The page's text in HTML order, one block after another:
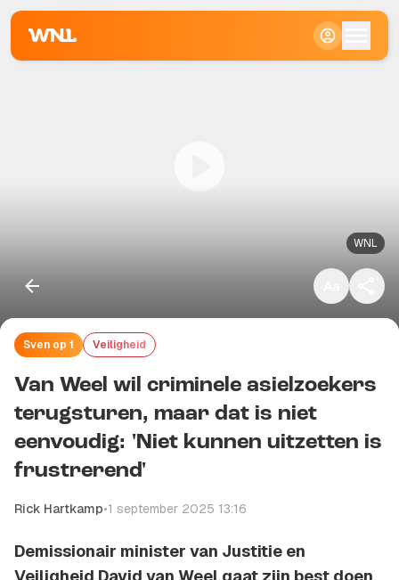
WNL
Sven op 1 Veiligheid
Van Weel wil criminele asielzoekers
terugsturen, maar dat is niet
eenvoudig: 'Niet kunnen uitzetten is
frustrerend'
Rick Hartkamp•1 september 2025 13:16
Demissionair minister van Justitie en